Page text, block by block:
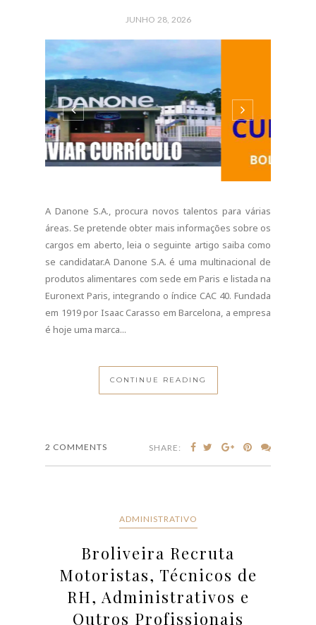
Euronext Paris, integrando o índice CAC 40. Fundada
em 1919 por Isaac Carasso em Barcelona, a empresa
é hoje uma marca...
CONTINUE READING
ADMINISTRATIVO
Broliveira Recruta
Motoristas, Técnicos de
RH, Administrativos e
JUNHO 27, 2026
A Broliveira está a aceitar candidaturas para
Motoristas, Recursos Humanos, Tráfego,
Administrativos, Manutenção e outras funções. Saiba